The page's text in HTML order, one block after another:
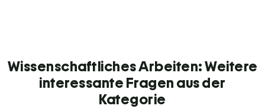
Wissenschaftliches Arbeiten: Weitere
interessante Fragen aus der
Kategorie